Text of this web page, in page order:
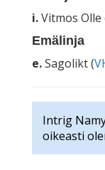
i.Vitmos Olle
Emälinja
e.Sagolikt (
Intrig
oikeasti